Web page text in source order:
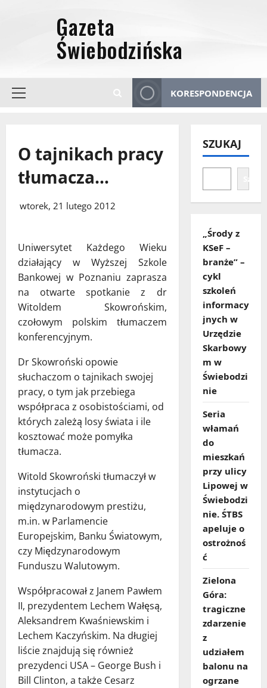
Menu
KORESPONDENCJA
O tajnikach pracy
tłumacza…
wtorek, 21 lutego 2012
Uniwersytet Każdego Wieku
działający w Wyższej Szkole
Bankowej w Poznaniu zaprasza
na otwarte spotkanie z dr
Witoldem Skowrońskim,
czołowym polskim tłumaczem
konferencyjnym.
Dr Skowroński opowie
słuchaczom o tajnikach swojej
pracy, o tym jak przebiega
współpraca z osobistościami, od
których zależą losy świata i ile
kosztować może pomyłka
tłumacza.
Witold Skowroński tłumaczył w
instytucjach o
międzynarodowym prestiżu,
m.in. w Parlamencie
Europejskim, Banku Światowym,
czy Międzynarodowym
Funduszu Walutowym.
Współpracował z Janem Pawłem
II, prezydentem Lechem Wałęsą,
Aleksandrem Kwaśniewskim i
Lechem Kaczyńskim. Na długiej
liście znajdują się również
prezydenci USA – George Bush i
Bill Clinton, a także Cesarz
SZUKAJ
„Środy z
KSeF –
branże” –
cykl
szkoleń
informacy
jnych w
Urzędzie
Skarbowy
m w
Świebodzi
nie
Seria
włamań
do
mieszkań
przy ulicy
Lipowej w
Świebodzi
nie. ŚTBS
apeluje o
ostrożnoś
ć
Zielona
Góra:
tragiczne
zdarzenie
z
udziałem
balonu na
ogrzane